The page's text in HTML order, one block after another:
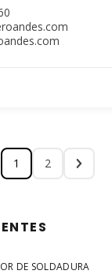
1 2
DE SOLDADURA